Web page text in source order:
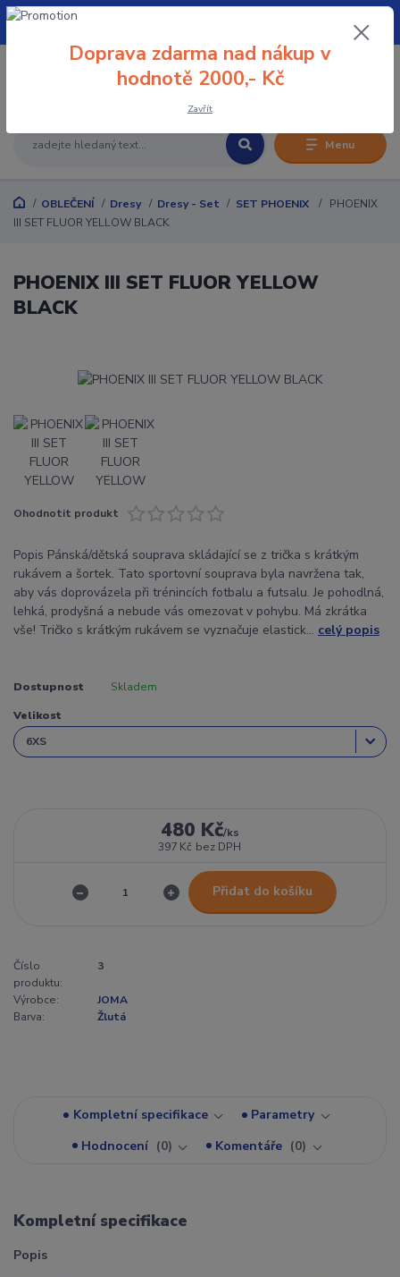
Menu
+420 608 032 114
OBLEČENÍ Dresy Dresy - Set SET PHOENIX
PHOENIX
III SET FLUOR YELLOW BLACK
PHOENIX III SET FLUOR YELLOW
BLACK
Ohodnotit produkt
Popis Pánská/dětská souprava skládající se z trička s krátkým
rukávem a šortek. Tato sportovní souprava byla navržena tak,
aby vás doprovázela při trénincích fotbalu a futsalu. Je pohodlná,
lehká, prodyšná a nebude vás omezovat v pohybu. Má zkrátka
vše! Tričko s krátkým rukávem se vyznačuje elastick... celý popis
Dostupnost Skladem
Velikost
480 Kč/ks
397 Kč bez DPH
Přidat do košíku
Číslo
produktu:
3
Výrobce:
JOMA
Barva:
Žlutá
Kompletní specifikace
Parametry
Hodnocení
0 Komentáře 0
Kompletní specifikace
Popis
Doprava zdarma nad nákup v
hodnotě 2000,- Kč
Zavřít